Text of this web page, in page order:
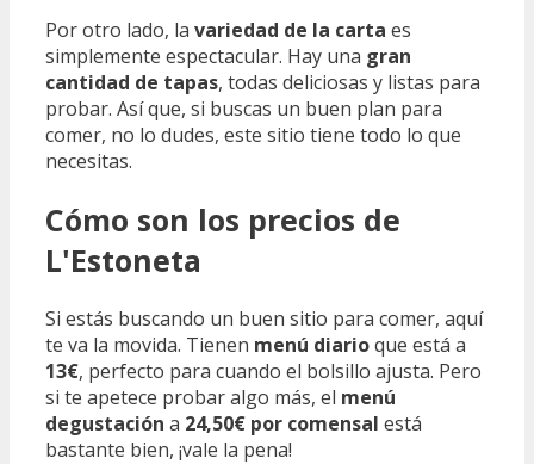
Por otro lado, la variedad de la carta es
simplemente espectacular. Hay una gran
cantidad de tapas, todas deliciosas y listas para
probar. Así que, si buscas un buen plan para
comer, no lo dudes, este sitio tiene todo lo que
necesitas.
Cómo son los precios de
L'Estoneta
Si estás buscando un buen sitio para comer, aquí
te va la movida. Tienen menú diarioque está a
13€, perfecto para cuando el bolsillo ajusta. Pero
si te apetece probar algo más, el menú
degustación a 24,50€ por comensal está
bastante bien, ¡vale la pena!